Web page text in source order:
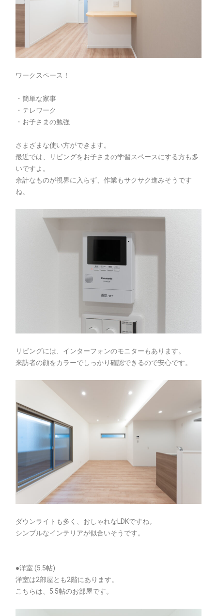
ワークスペース！
・簡単な家事
・テレワーク
・お子さまの勉強
さまざまな使い方ができます。
最近では、リビングをお子さまの学習スペースにする方も多
いですよ。
余計なものが視界に入らず、作業もサクサク進みそうです
ね。
リビングには、インターフォンのモニターもあります。
来訪者の顔をカラーでしっかり確認できるので安心です。
ダウンライトも多く、おしゃれなLDKですね。
シンプルなインテリアが似合いそうです。
●洋室 (5.5帖)
洋室は2部屋とも2階にあります。
こちらは、5.5帖のお部屋です。